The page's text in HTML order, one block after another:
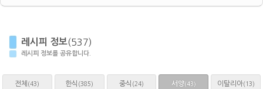
레시피 정보(537)
레시피 정보를 공유합니다.
전체 (43) 한식 (385) 중식 (24) 서양(43) 이탈리아(13)